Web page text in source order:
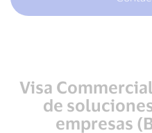
Visa
de
empresas